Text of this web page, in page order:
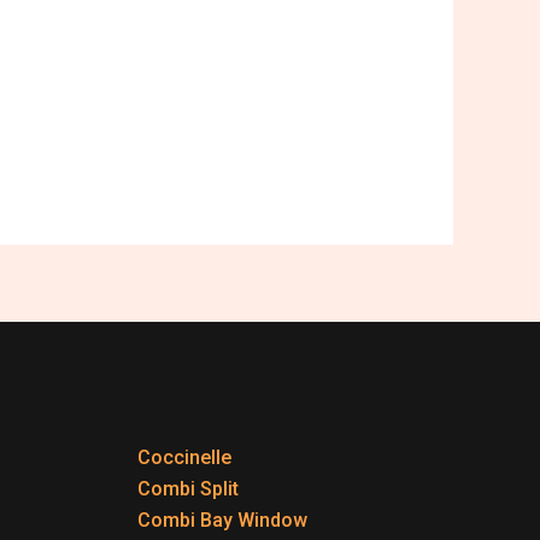
Coccinelle
Combi Split
Combi Bay Window